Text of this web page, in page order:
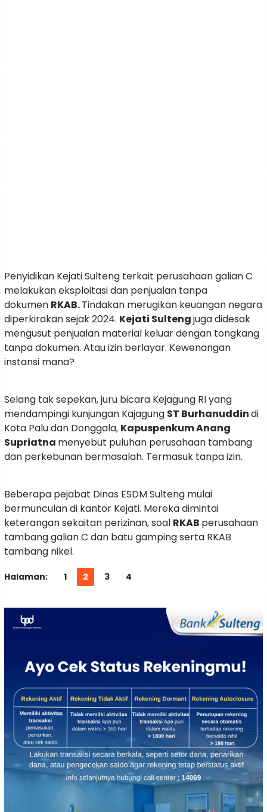
Penyidikan Kejati Sulteng terkait perusahaan galian C
melakukan eksploitasi dan penjualan tanpa
dokumen RKAB.Tindakan merugikan keuangan negara
diperkirakan sejak 2024. Kejati Sultengjuga didesak
mengusut penjualan material keluar dengan tongkang
tanpa dokumen. Atau izin berlayar. Kewenangan
instansi mana?
Selang tak sepekan, juru bicara Kejagung RI yang
mendampingi kunjungan Kajagung ST Burhanuddindi
Kota Palu dan Donggala, Kapuspenkum Anang
Supriatna menyebut puluhan perusahaan tambang
dan perkebunan bermasalah. Termasuk tanpa izin.
Beberapa pejabat Dinas ESDM Sulteng mulai
bermunculan di kantor Kejati. Mereka dimintai
keterangan sekaitan perizinan, soal RKAB perusahaan
tambang galian C dan batu gamping serta RKAB
tambang nikel.
Halaman: 1 2 3 4